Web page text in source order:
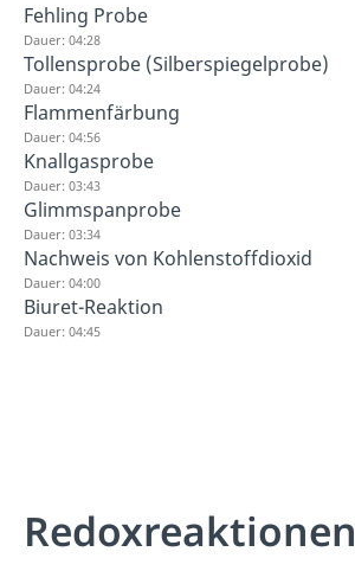
Fehling Probe
Dauer: 04:28
Tollensprobe (Silberspiegelprobe)
Dauer: 04:24
Flammenfärbung
Dauer: 04:56
Knallgasprobe
Dauer: 03:43
Glimmspanprobe
Dauer: 03:34
Nachweis von Kohlenstoffdioxid
Dauer: 04:00
Biuret-Reaktion
Dauer: 04:45
Redoxreaktionen